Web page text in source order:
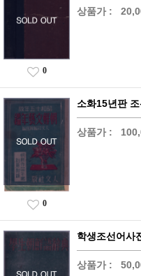
상품가 :
0
소화15년판
상품가 :
0
학생조선어사
상품가 :